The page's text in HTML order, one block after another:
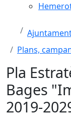
Plans,
Pla
Bages
2019-